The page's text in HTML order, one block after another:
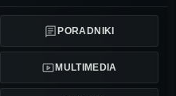
PORADNIKI
MULTIMEDIA